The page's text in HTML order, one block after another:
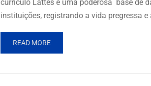
currículo Lattes é uma poderosa base de
instituições, registrando a vida pregressa
READ MORE